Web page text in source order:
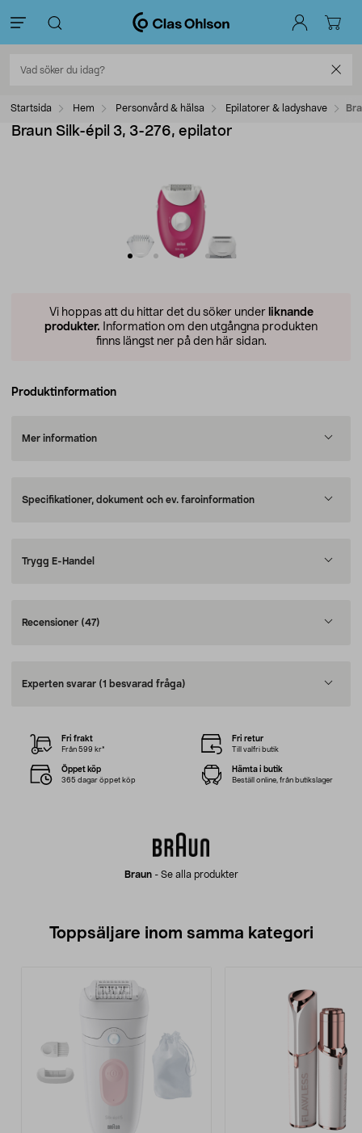
Startsida Hem Personvård & hälsa Epilatorer & ladyshave
Braun Silk-épil 3, 3-276, epilator
Vi hoppas att du hittar det du söker under liknande
produkter. Information om den utgångna produkten
finns längst ner på den här sidan.
Produktinformation
Mer information
Specifikationer, dokument och ev. faroinformation
Trygg E-Handel
Recensioner (47)
Experten svarar (1 besvarad fråga)
Braun- Se alla produkter
Fri frakt
Från 599 kr*
Fri retur
Till valfri butik
Öppet köp
365 dagar öppet köp
Hämta i butik
Beställ online, från butikslager
Toppsäljare inom samma kategori